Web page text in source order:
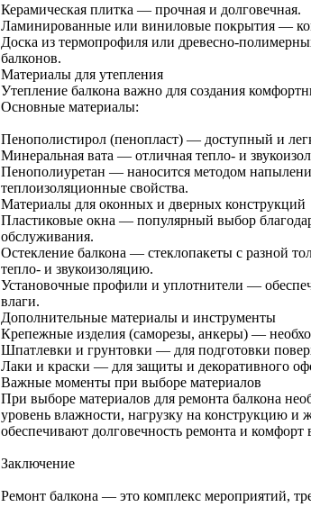
Керамическая плитка — прочная и долговечная.
Ламинированные или виниловые покрытия —
Доска из термопрофиля или древесно-
балконов.
Материалы для утепления
Утепление балкона важно для создания
Основные материалы:
Пенополистирол (пенопласт) — доступный и
Минеральная вата — отличная тепло- и
Пенополиуретан — наносится методом
теплоизоляционные свойства.
Материалы для оконных и дверных конструкций
Пластиковые окна — популярный выбор
обслуживания.
Остекление балкона — стеклопакеты с разной
тепло- и звукоизоляцию.
Установочные профили и уплотнители —
влаги.
Дополнительные материалы и инструменты
Крепежные изделия (саморезы, анкеры) —
Шпатлевки и грунтовки — для подготовки
Лаки и краски — для защиты и декоративного
Важные моменты при выборе материалов
При выборе материалов для ремонта балкона
уровень влажности, нагрузку на конструкцию
обеспечивают долговечность ремонта и комфорт
Заключение
Ремонт балкона — это комплекс мероприятий,